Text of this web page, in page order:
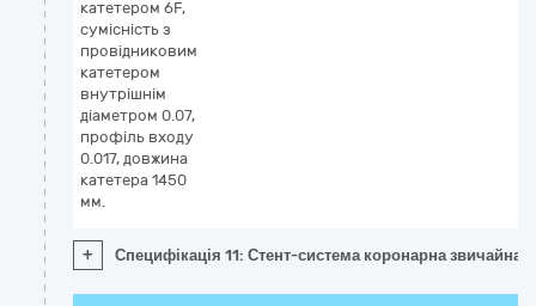
катетером 6F,
сумісність з
провідниковим
катетером
внутрішнім
діаметром 0.07,
профіль входу
0.017, довжина
катетера 1450
мм.
+ Специфікація 11: Стент-система коронарна звичайна